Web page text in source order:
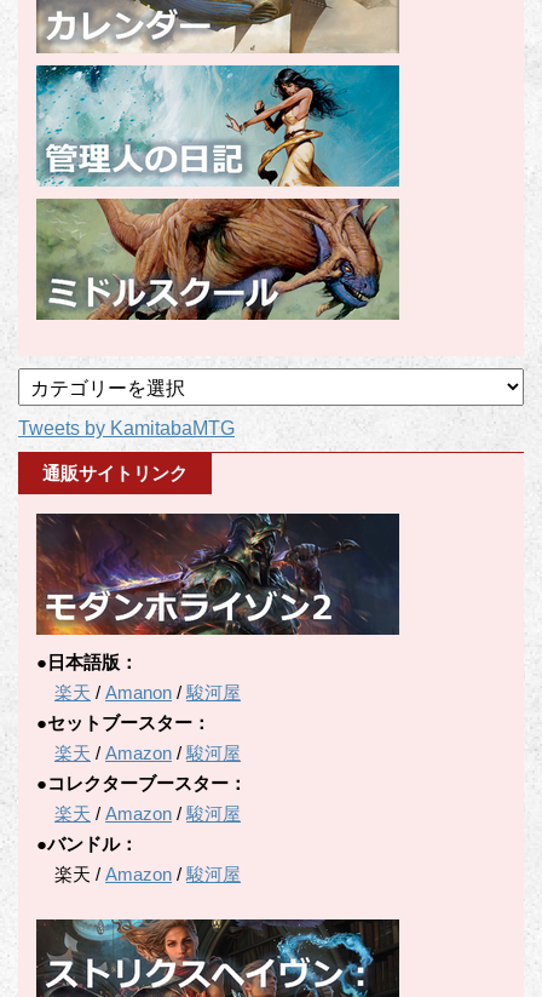
事
カ
テ
Tweets by KamitabaMTG
通販サイトリンク
●日本語版：
楽天 / Amanon / 駿河屋
●セットブースター：
楽天 / Amazon / 駿河屋
●コレクターブースター：
楽天 / Amazon / 駿河屋
●バンドル：
楽天 / Amazon / 駿河屋